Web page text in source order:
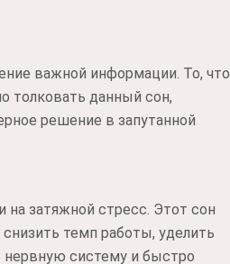
важной информации. То, что
толковать данный сон,
решение в запутанной
затяжной стресс. Этот сон
темп работы, уделить
систему и быстро